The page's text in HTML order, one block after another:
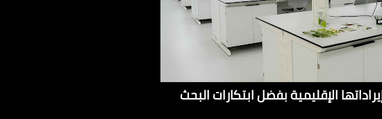
نمواً بنسبة 20% في إيراداتها الإقليمية بفضل ابتكارات البحث